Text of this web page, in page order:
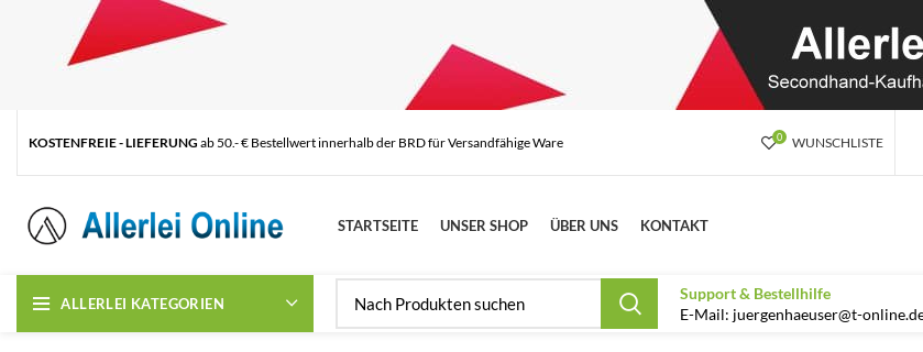
KOSTENFREIE - LIEFERUNG ab 50.- € Bestellwert innerhalb der BRD für Versandfähige Ware 0 WUNSCHLISTE
STARTSEITE UNSER SHOP ÜBER UNS KONTAKT
ALLERLEI KATEGORIEN
Support & Bestellhilfe
E-Mail: juergenhaeuser@t-